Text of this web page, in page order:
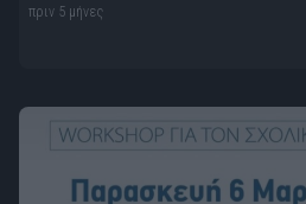
πριν 5 μήνες